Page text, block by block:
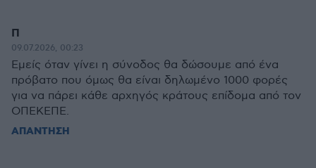
Π
09.07.2026, 00:23
Εμείς όταν γίνει η σύνοδος θα δώσουμε από ένα
πρόβατο που όμως θα είναι δηλωμένο 1000 φορές
για να πάρει κάθε αρχηγός κράτους επίδομα από τον
ΟΠΕΚΕΠΕ.
ΑΠΑΝΤΗΣΗ